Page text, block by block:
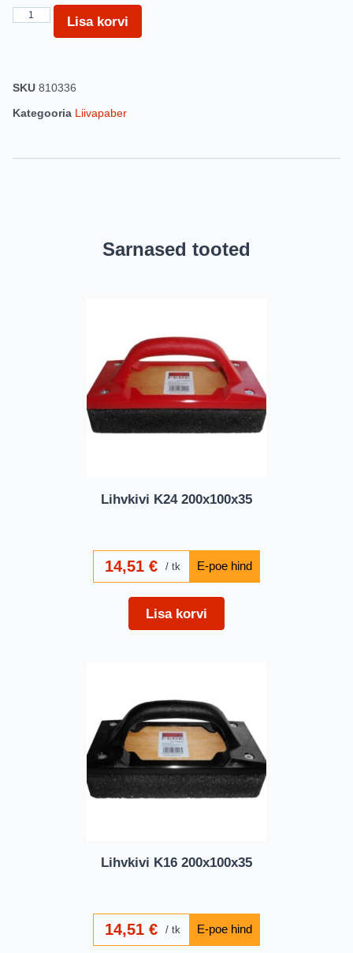
Lisa korvi
SKU 810336
Kategooria Liivapaber
Sarnased tooted
Lihvkivi K24 200x100x35
14,51 € tk
Lisa korvi
Lihvkivi K16 200x100x35
14,51 € tk